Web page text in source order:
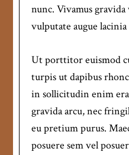
nunc. Vivamus
vulputate augue lacinia
Ut porttitor euismod
turpis ut dapibus
in sollicitudin enim
gravida arcu, nec
eu pretium purus.
posuere sem vel